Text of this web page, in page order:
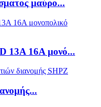
μαύρο...
13A 16A μονό...